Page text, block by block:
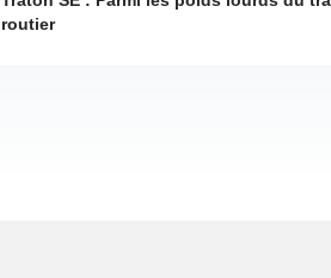
routier